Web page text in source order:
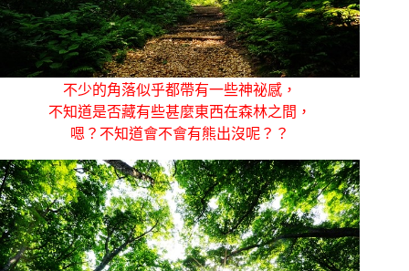
不少的角落似乎都帶有一些神祕感，
不知道是否藏有些甚麼東西在森林之間，
嗯？不知道會不會有熊出沒呢？？